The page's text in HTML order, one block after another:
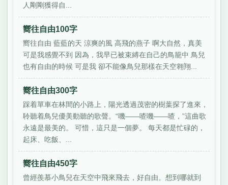
人剛剛獲得自...
嚮往自由100字
嚮往自由 藍藍的天 涼爽的風 高飛的燕子 啊大自然，真美
可是我感覺不到 因為，我早已被束縛在自己的鳥籠中 鳥兒
也有自由的時候 可是我 卻不能像鳥兒那樣在天空翱翔...
嚮往自由300字
踩着單車在林間的小路上，陽光透過茂密的樹葉探了進來，
聆聽着鳥兒優美動聽的歌聲。“嘰——喳嘰——喳，”這曲歌
永遠是最美的。 可惜，這只是一個夢。 每天都是忙碌的，
起床、吃飯、...
嚮往自由450字
曾經羨慕小鳥兒在天空中飛來飛去，好自由。想到哪就到